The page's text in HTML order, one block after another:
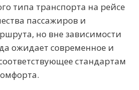
типа транспорта на рейсе
пассажиров и
но вне зависимости
ожидает современное и
стандартам